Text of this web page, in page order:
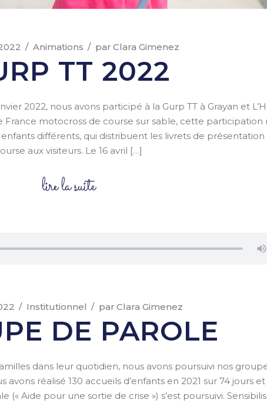
Animations par Clara Gimenez
TT 2022
2022, nous avons participé à la Gurp TT à Grayan et
motocross de course sur sable, cette participation
différents, qui distribuent les livrets de présentation
aux visiteurs. Le 16 avril […]
lire la suite
Institutionnel par Clara Gimenez
DE PAROLE
dans leur quotidien, nous avons poursuivi nos
avons réalisé 130 accueils d’enfants en 2021 sur 74 jours
Aide pour une sortie de crise ») s’est poursuivi.